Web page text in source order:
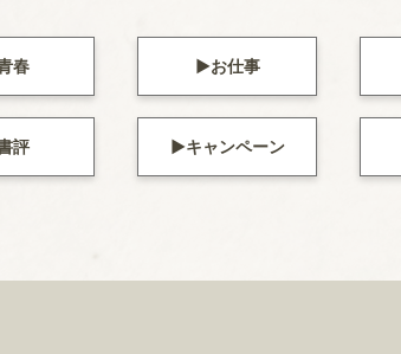
春 お仕事
評 キャンペーン